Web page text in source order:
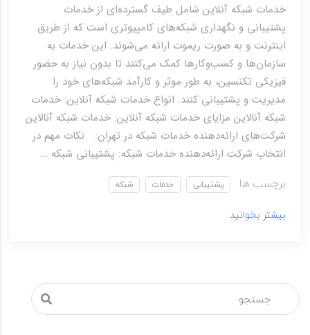
خدمات شبکه آنلاین شامل طیف گسترده‌ای از خدمات
پشتیبانی و نگهداری شبکه‌های کامپیوتری است که از طریق
اینترنت و به صورت ریموت ارائه می‌شوند. این خدمات به
سازمان‌ها و کسب‌وکارها کمک می‌کنند تا بدون نیاز به حضور
فیزیکی تکنسین، به طور موثر و کارآمد شبکه‌های خود را
مدیریت و پشتیبانی کنند. انواع خدمات شبکه آنلاین: خدمات
شبکه آنالاین مزایای خدمات شبکه آنلاین: خدمات شبکه آنالاین
شرکت‌های ارائه‌دهنده خدمات شبکه در تهران: نکات مهم در
انتخاب شرکت ارائه‌دهنده خدمات شبکه: پشتیبانی شبکه ...
برچسب ها پشتیبانی خدمات شبکه
بیشتر بخوانید